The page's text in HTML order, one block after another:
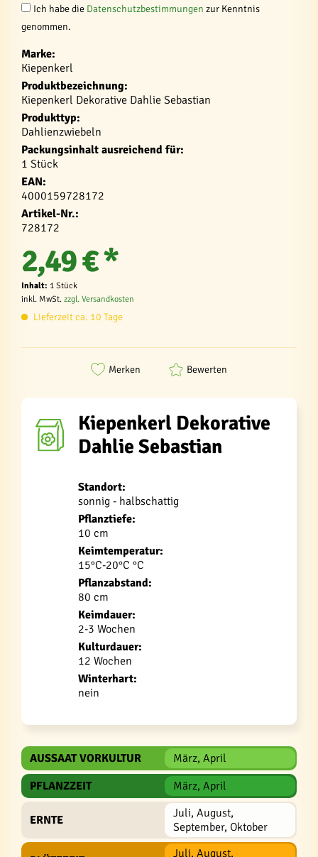
Ich habe die Datenschutzbestimmungen zur Kenntnis
genommen.
Marke:
Kiepenkerl
Produktbezeichnung:
Kiepenkerl Dekorative Dahlie Sebastian
Produkttyp:
Dahlienzwiebeln
Packungsinhalt ausreichend für:
1 Stück
EAN:
4000159728172
Artikel-Nr.:
728172
2,49 € *
Inhalt: 1 Stück
inkl. MwSt. zzgl. Versandkosten
Lieferzeit ca. 10 Tage
Merken Bewerten
Kiepenkerl Dekorative
Dahlie Sebastian
Standort:
sonnig - halbschattig
Pflanztiefe:
10 cm
Keimtemperatur:
15°C-20°C °C
Pflanzabstand:
80 cm
Keimdauer:
2-3 Wochen
Kulturdauer:
12 Wochen
Winterhart:
nein
AUSSAAT VORKULTUR
März, April
PFLANZZEIT
März, April
ERNTE
Juli, August,
September, Oktober
Juli, August,